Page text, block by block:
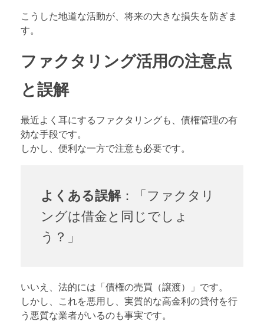
こうした地道な活動が、将来の大きな損失を防ぎま
す。
ファクタリング活用の注意点
と誤解
最近よく耳にするファクタリングも、債権管理の有
効な手段です。
しかし、便利な一方で注意も必要です。
よくある誤解：「ファクタリ
ングは借金と同じでしょ
う？」
いいえ、法的には「債権の売買（譲渡）」です。
しかし、これを悪用し、実質的な高金利の貸付を行
う悪質な業者がいるのも事実です。